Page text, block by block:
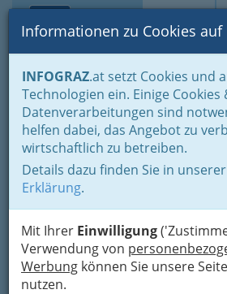
Suche
Informationen zu Cookies auf
INFOGRAZ.at setzt Cookies und
Technologien ein. Einige Cookies
Datenverarbeitungen sind
helfen dabei, das Angebot zu
wirtschaftlich zu betreiben.
Details dazu finden Sie in unserer
Erklärung.
Mit Ihrer Einwilligung
Verwendung von
Werbung können Sie unsere Seite
nutzen.
Home Veranstaltungen
Babyschwimmen
September/Oktober
Sonne
15.09.2026 um 10:00 bis 10:30
Bad zur Sonne
Mag. Birgit Kusterle
Kategorien